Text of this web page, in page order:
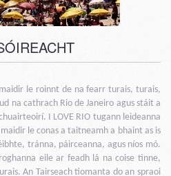
le roinnt de na fearr turais, turais,
na cathrach Rio de Janeiro agus stáit a
I LOVE RIO tugann leideanna
le conas a taitneamh a bhaint as is
tránna, páirceanna, agus níos mó.
eile ar feadh lá na coise tinne,
An Tairseach tiomanta do an spraoi